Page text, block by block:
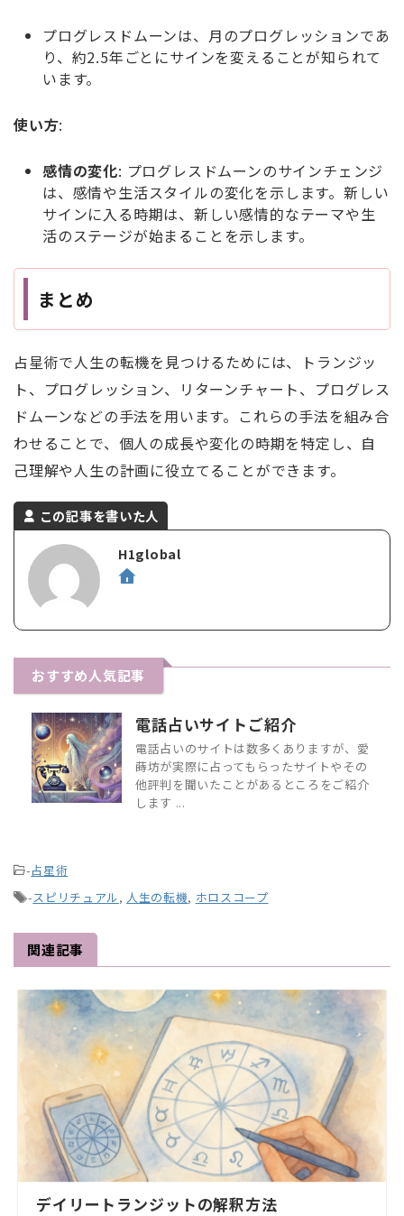
プログレスドムーンは、月のプログレッションであ
り、約2.5年ごとにサインを変えることが知られて
います。
使い方:
感情の変化: プログレスドムーンのサインチェンジ
は、感情や生活スタイルの変化を示します。新しい
サインに入る時期は、新しい感情的なテーマや生
活のステージが始まることを示します。
まとめ
占星術で人生の転機を見つけるためには、トランジッ
ト、プログレッション、リターンチャート、プログレス
ドムーンなどの手法を用います。これらの手法を組み合
わせることで、個人の成長や変化の時期を特定し、自
己理解や人生の計画に役立てることができます。
この記事を書いた人
H1global
おすすめ人気記事
電話占いサイトご紹介
電話占いのサイトは数多くありますが、愛
蒔坊が実際に占ってもらったサイトやその
他評判を聞いたことがあるところをご紹介
します ...
-占星術
-スピリチュアル, 人生の転機, ホロスコープ
関連記事
デイリートランジットの解釈方法